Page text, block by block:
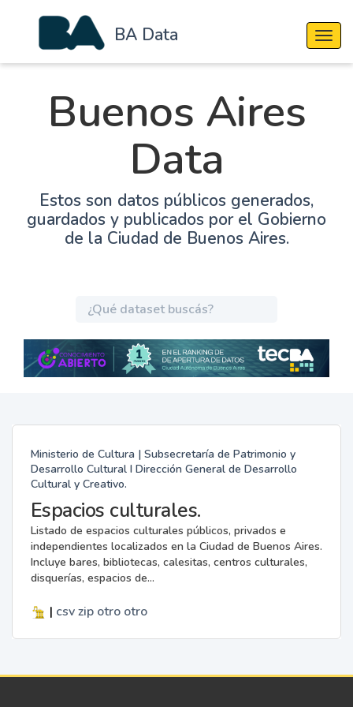
BA Data
Buenos Aires
Data
Estos son datos públicos generados,
guardados y publicados por el Gobierno
de la Ciudad de Buenos Aires.
Ministerio de Cultura | Subsecretaría de Patrimonio y
Desarrollo Cultural I Dirección General de Desarrollo
Cultural y Creativo.
Espacios culturales.
Listado de espacios culturales públicos, privados e
independientes localizados en la Ciudad de Buenos Aires.
Incluye bares, bibliotecas, calesitas, centros culturales,
disquerías, espacios de...
| csv zip otro otro